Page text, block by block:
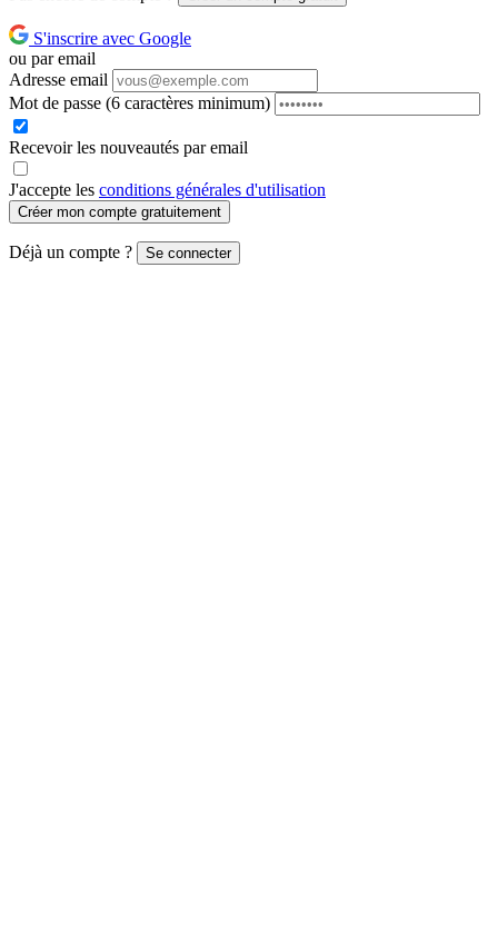
S'inscrire avec Google
ou par email
Adresse email
Mot de passe (6 caractères minimum)
Recevoir les nouveautés par email
J'accepte les conditions générales d'utilisation
Créer mon compte gratuitement
Déjà un compte ? Se connecter